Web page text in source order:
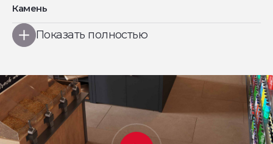
Камень
Показать полностью